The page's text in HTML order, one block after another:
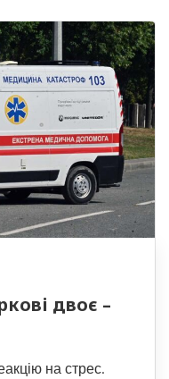
двоє –
на стрес.